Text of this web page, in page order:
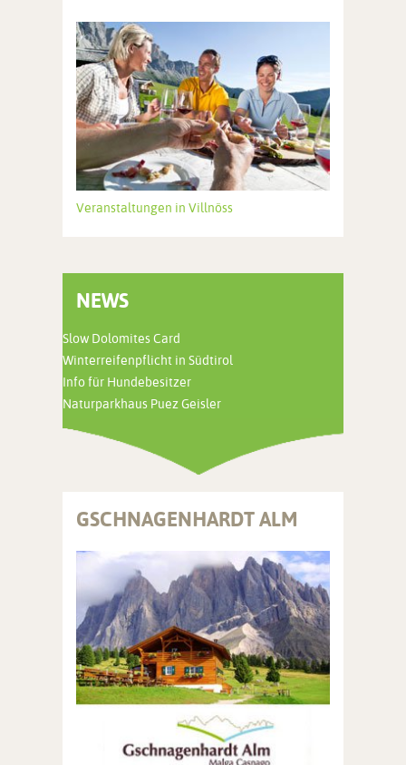
Veranstaltungen in Villnöss
NEWS
Slow Dolomites Card
Winterreifenpflicht in Südtirol
Info für Hundebesitzer
Naturparkhaus Puez Geisler
GSCHNAGENHARDT ALM